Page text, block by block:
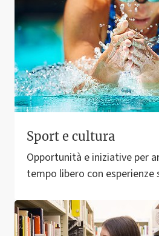
Sport e cultura
Opportunità e iniziative per
tempo libero con